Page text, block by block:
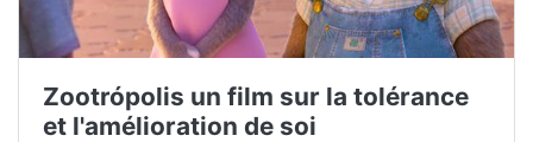
Zootrópolis un film sur la tolérance
et l'amélioration de soi